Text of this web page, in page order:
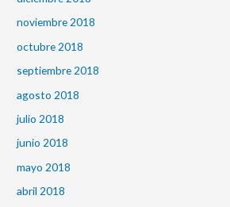
noviembre 2018
octubre 2018
septiembre 2018
agosto 2018
julio 2018
junio 2018
mayo 2018
abril 2018